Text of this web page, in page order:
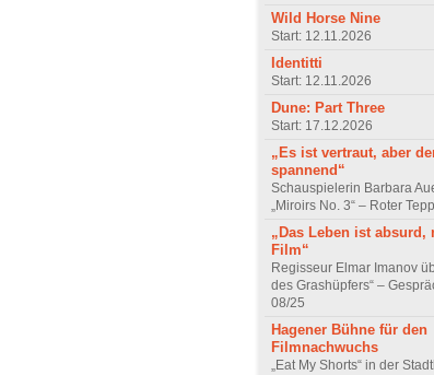
Wild Horse Nine
Start: 12.11.2026
Identitti
Start: 12.11.2026
Dune: Part Three
Start: 17.12.2026
„Es ist vertraut, aber
spannend“
Schauspielerin Barbara
„Miroirs No. 3“ – Roter
„Das Leben ist absurd,
Film“
Regisseur Elmar Imanov
des Grashüpfers“ –
08/25
Hagener Bühne für den
Filmnachwuchs
„Eat My Shorts“ in der